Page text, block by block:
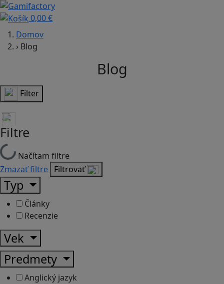
0,00 €
Domov
› Blog
Blog
Filter
Filtre
Načítam filtre
Zmazať filtre Filtrovať
Typ
Články
Recenzie
Vek
Predmety
Anglický jazyk